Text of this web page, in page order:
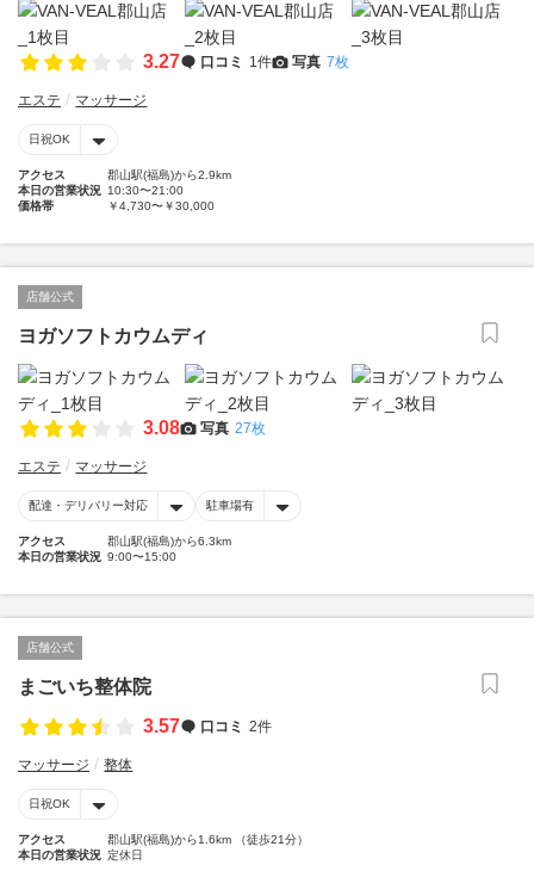
3.27 口コミ 1件 写真 7枚
エステ マッサージ
日祝OK
アクセス
郡山駅(福島)から2.9km
本日の営業状況 10:30〜21:00
価格帯
￥4,730〜￥30,000
店舗公式
ヨガソフトカウムディ
3.08 写真 27枚
エステ マッサージ
配達・デリバリー対応 駐車場有
アクセス
郡山駅(福島)から6.3km
本日の営業状況 9:00〜15:00
店舗公式
まごいち整体院
3.57
口コミ 2件
マッサージ 整体
日祝OK
アクセス
郡山駅(福島)から1.6km （徒歩21分）
本日の営業状況 定休日